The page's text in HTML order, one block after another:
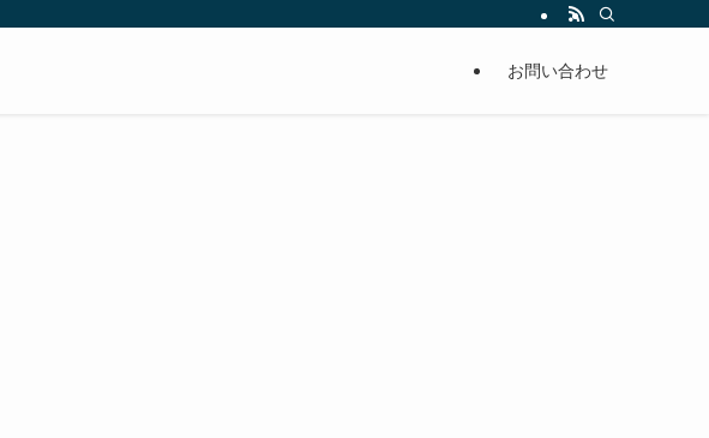
お問い合わせ